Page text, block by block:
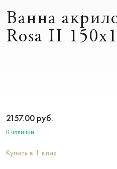
Ванна
Rosa II
2157.00 руб.
В наличии
Купить в 1 клик